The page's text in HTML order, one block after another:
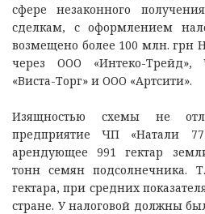
сфере незаконного
сделкам, с оформлением
возмещено более 100 млн. грн
через ООО «Интеко-
«Виста-Торг» и ООО «Артсити».
Изящностью схемы не
предприятие ЧП «Натали
арендующее 991 гектар
тонн семян подсолнечника.
гектара, при средних
стране. У налоговой должны